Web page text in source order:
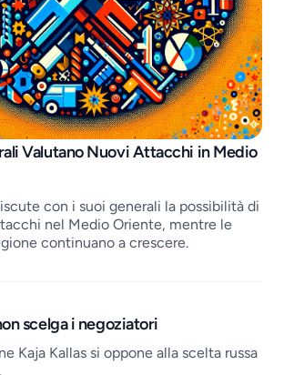
Valutano Nuovi Attacchi in Medio
con i suoi generali la possibilità di
nel Medio Oriente, mentre le
continuano a crescere.
scelga i negoziatori
Kaja Kallas si oppone alla scelta russa